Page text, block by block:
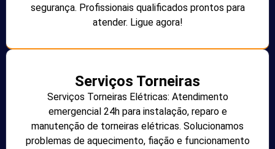
segurança. Profissionais qualificados prontos para
atender. Ligue agora!
Serviços Torneiras
Serviços Torneiras Elétricas: Atendimento
emergencial 24h para instalação, reparo e
manutenção de torneiras elétricas. Solucionamos
problemas de aquecimento, fiação e funcionamento